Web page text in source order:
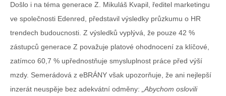
Došlo i na téma generace Z. Mikuláš Kvapil, ředitel marketingu
ve společnosti Edenred, představil výsledky průzkumu o HR
trendech budoucnosti. Z výsledků vyplývá, že pouze 42 %
zástupců generace Z považuje platové ohodnocení za klíčové,
zatímco 60,7 % upřednostňuje smysluplnost práce před výší
mzdy. Semerádová z eBRÁNY však upozorňuje, že ani nejlepší
inzerát neuspěje bez adekvátní odměny:
„Abychom oslovili